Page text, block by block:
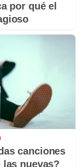
por qué el
canciones
nuevas?